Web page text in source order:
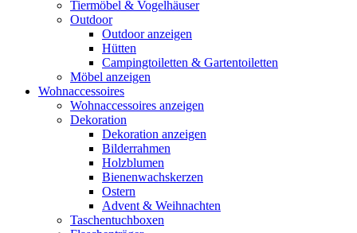
Tiermöbel & Vogelhäuser
Outdoor
Outdoor anzeigen
Hütten
Campingtoiletten & Gartentoiletten
Möbel anzeigen
Wohnaccessoires
Wohnaccessoires anzeigen
Dekoration
Dekoration anzeigen
Bilderrahmen
Holzblumen
Bienenwachskerzen
Ostern
Advent & Weihnachten
Taschentuchboxen